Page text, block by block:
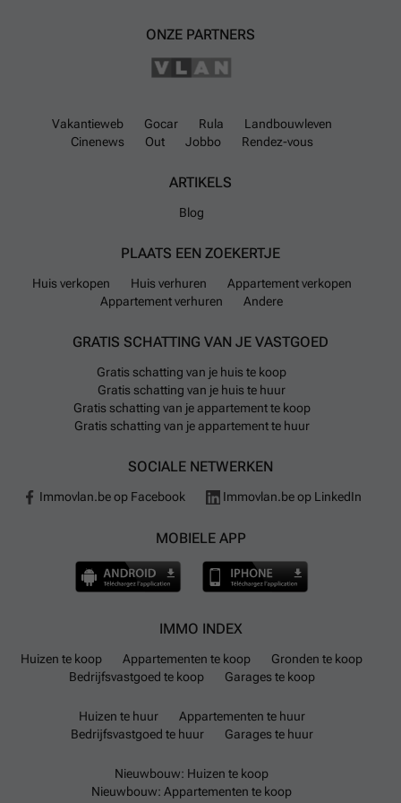
ONZE PARTNERS
Vakantieweb Gocar Rula
Landbouwleven
Cinenews
Out Jobbo Rendez-vous
ARTIKELS
Blog
PLAATS EEN ZOEKERTJE
Huis verkopen Huis verhuren
Appartement verkopen
Appartement verhuren
Andere
GRATIS SCHATTING VAN JE VASTGOED
Gratis schatting van je huis te koop
Gratis schatting van je huis te huur
Gratis schatting van je appartement te koop
Gratis schatting van je appartement te huur
SOCIALE NETWERKEN
Immovlan.be op Facebook Immovlan.be op LinkedIn
MOBIELE APP
IMMO INDEX
Huizen te koop Appartementen te koop
Gronden te koop
Bedrijfsvastgoed te koop
Garages te koop
Huizen te huur
Appartementen te huur
Bedrijfsvastgoed te huur
Garages te huur
Nieuwbouw: Huizen te koop
Nieuwbouw: Appartementen te koop